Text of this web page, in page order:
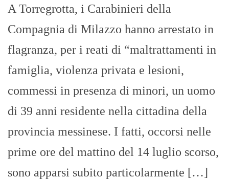
A Torregrotta, i Carabinieri della
Compagnia di Milazzo hanno arrestato in
flagranza, per i reati di “maltrattamenti in
famiglia, violenza privata e lesioni,
commessi in presenza di minori, un uomo
di 39 anni residente nella cittadina della
provincia messinese. I fatti, occorsi nelle
prime ore del mattino del 14 luglio scorso,
sono apparsi subito particolarmente […]